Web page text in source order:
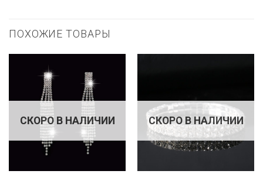
ПОХОЖИЕ ТОВАРЫ
СКОРО В НАЛИЧИИ СКОРО В НАЛИЧИИ